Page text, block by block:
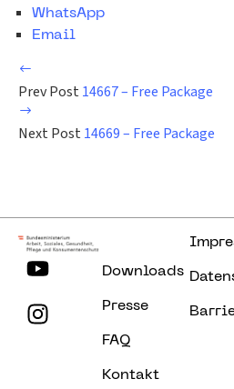
WhatsApp
Email
Prev Post 14667 – Free Package
Next Post 14669 – Free Package
Downloads
Presse
FAQ
Kontakt